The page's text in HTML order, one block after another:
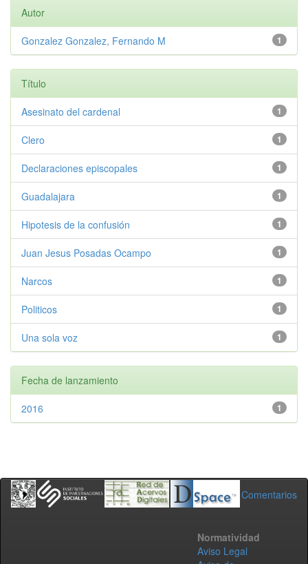
Autor
1
Gonzalez Gonzalez, Fernando M
Título
1
Asesinato del cardenal
1
Clero
1
Declaraciones episcopales
1
Guadalajara
1
Hipotesis de la confusión
1
Juan Jesus Posadas Ocampo
1
Narcos
1
Politicos
1
Una sola voz
Fecha de lanzamiento
1
2016
Comentarios
Normatividad
Aviso Legal